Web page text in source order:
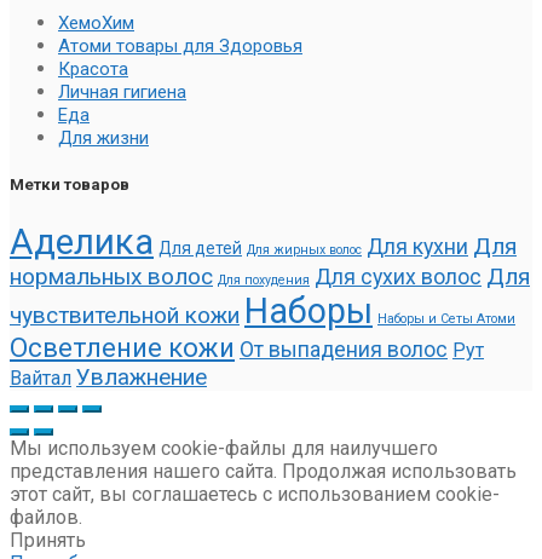
ХемоХим
Атоми товары для Здоровья
Красота
Личная гигиена
Еда
Для жизни
Метки товаров
Аделика Для детей Для жирных волос Для кухни Для
нормальных волос Для похудения Для сухих волос Для
чувствительной кожи Наборы Наборы и Сеты Атоми
Осветление кожи От выпадения волос Рут
Вайтал Увлажнение
Мы используем cookie-файлы для наилучшего
представления нашего сайта. Продолжая использовать
этот сайт, вы соглашаетесь с использованием cookie-
файлов.
Принять